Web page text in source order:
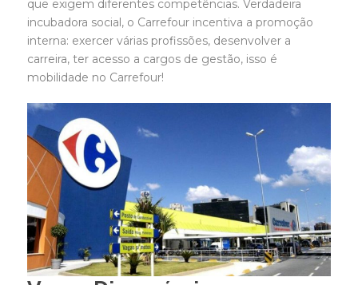
que exigem diferentes competências. Verdadeira
incubadora social, o Carrefour incentiva a promoção
interna: exercer várias profissões, desenvolver a
carreira, ter acesso a cargos de gestão, isso é
mobilidade no Carrefour!